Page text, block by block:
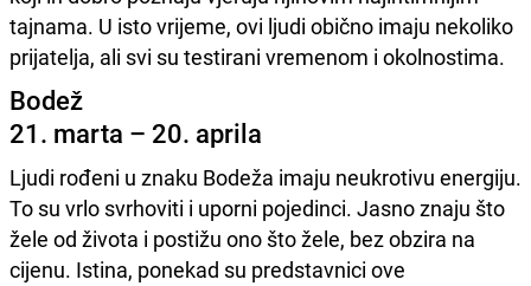
tajnama. U isto vrijeme, ovi ljudi obično imaju nekoliko
prijatelja, ali svi su testirani vremenom i okolnostima.
Bodež
21. marta – 20. aprila
Ljudi rođeni u znaku Bodeža imaju neukrotivu energiju.
To su vrlo svrhoviti i uporni pojedinci. Jasno znaju što
žele od života i postižu ono što žele, bez obzira na
cijenu. Istina, ponekad su predstavnici ove